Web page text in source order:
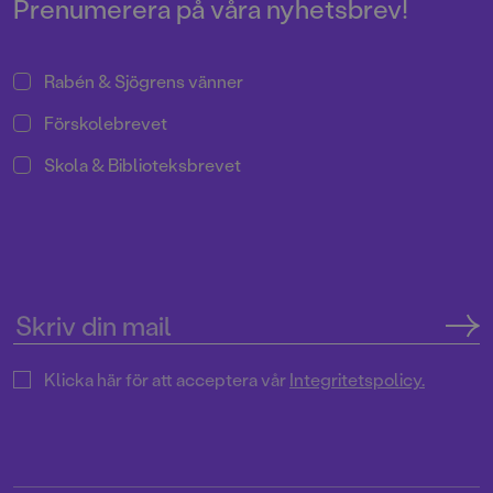
Prenumerera på våra nyhetsbrev!
Rabén & Sjögrens vänner
Förskolebrevet
Skola & Biblioteksbrevet
Klicka här för att acceptera vårIntegritetspolicy.